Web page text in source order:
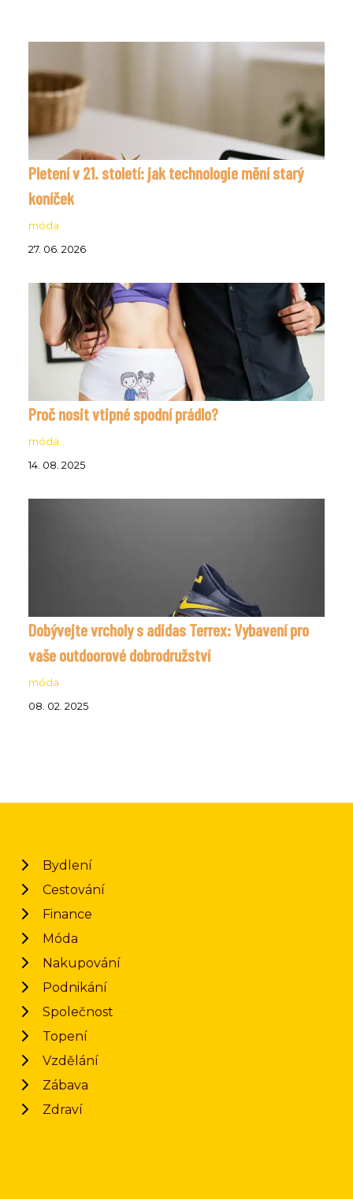
Pletení v 21. století: jak technologie mění starý
koníček
móda
27. 06. 2026
Proč nosit vtipné spodní prádlo?
móda
14. 08. 2025
Dobývejte vrcholy s adidas Terrex: Vybavení pro
vaše outdoorové dobrodružství
móda
08. 02. 2025
Bydlení
Cestování
Finance
Móda
Nakupování
Podnikání
Společnost
Topení
Vzdělání
Zábava
Zdraví